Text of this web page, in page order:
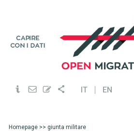
IT EN
Homepage>> giunta militare